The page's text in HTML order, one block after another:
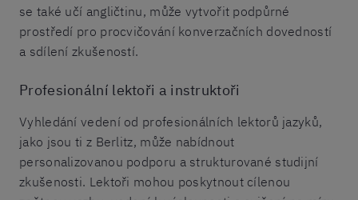
se také učí angličtinu, může vytvořit podpůrné
prostředí pro procvičování konverzačních dovedností
a sdílení zkušeností.
Profesionální lektoři a instruktoři
Vyhledání vedení od profesionálních lektorů jazyků,
jako jsou ti z Berlitz, může nabídnout
personalizovanou podporu a strukturované studijní
zkušenosti. Lektoři mohou poskytnout cílenou